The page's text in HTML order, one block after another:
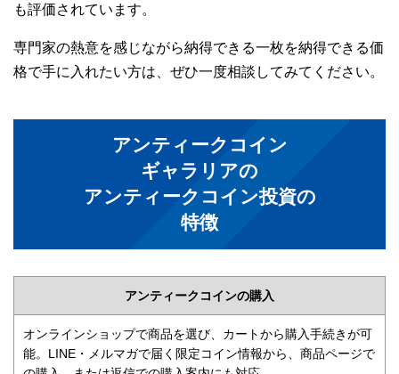
も評価されています。
専門家の熱意を感じながら納得できる一枚を納得できる価
格で手に入れたい方は、ぜひ一度相談してみてください。
アンティークコイン
ギャラリアの
アンティークコイン投資の
特徴
アンティークコインの購入
オンラインショップで商品を選び、カートから購入手続きが可
能。LINE・メルマガで届く限定コイン情報から、商品ページで